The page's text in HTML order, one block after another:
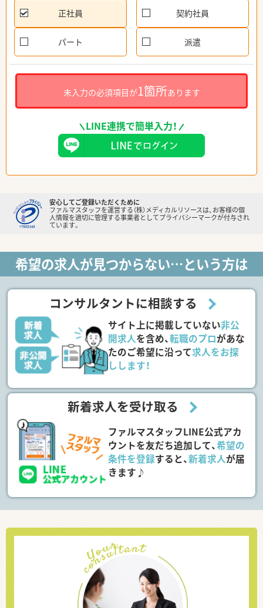
正社員 契約社員
パート 派遣
未入力の必須項目が1箇所あります
LINE連携で簡単入力！
安心してご登録いただくために
ファルマスタッフを運営する（株）メディカルリソースは、お客様の個
人情報を適切に管理する事業者としてプライバシーマークが付与され
ています。
希望の求人が見つからない…という方は
コンサルタントに相談する
サイト上に掲載していない非公
開求人を含め、転職のプロがあな
たのご希望に沿って求人をお探
しします！
新着求人を受け取る
ファルマスタッフLINE公式アカ
ウントを友だち追加して、希望の
条件を登録すると、新着求人が届
きます♪